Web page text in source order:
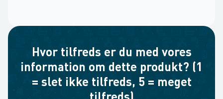
Hvor tilfreds er du med vores
information om dette produkt? (1
= slet ikke tilfreds, 5 = meget